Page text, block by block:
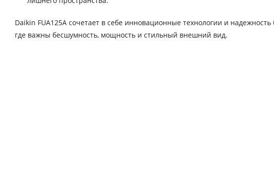
Daikin FUA125A сочетает в себе инновационные технологии и
где важны бесшумность, мощность и стильный внешний вид.